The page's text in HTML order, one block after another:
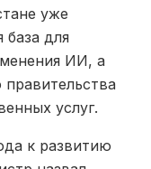
уже
база для
ИИ, а
правительства
услуг.
к развитию